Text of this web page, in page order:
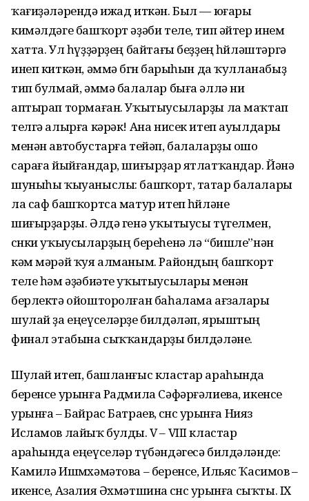
ҡағиҙәләрендә ижад иткән. Был — юғары
кимәлдәге башҡорт әҙәби теле, тип әйтер инем
хатта. Ул һүҙҙәрҙең байтағы беҙҙең һөйләштәргә
инеп киткән, әммә бөгөн барыһын да ҡулланабыҙ
тип булмай, әммә балалар быға әллә ни
аптырап тормаған. Уҡытыусыларҙы ла маҡтап
телгә алырға кәрәк! Ана нисек итеп ауылдары
менән автобустарға тейәп, балаларҙы ошо
сараға йыйғандар, шиғырҙар ятлатҡан­дар. Йәнә
шуныһы ҡыуаныслы: баш­ҡорт, татар балалары
ла саф башҡортса матур итеп һөйләне
шиғырҙарҙы. Әлдә генә уҡытыусы түгелмен,
сөнки уҡыусыларҙың береһенә лә “бишле”нән
кәм мәрәй ҡуя алманым. Райондың башҡорт
теле һәм әҙәбиәте уҡы­тыусылары менән
берлектә ойошторолған баһалама ағза­лары
шулай ҙа еңеүселәрҙе билдәләп, ярыштың
финал этабына сыҡҡандарҙы билдәләне.
Шулай итеп, башланғыс кластар араһында
беренсе урынға Радмила Сәфәрғәлиева, икенсе
урынға – Байрас Батраев, өсөнсө урынға Нияз
Исламов лайыҡ булды. V – VIII кластар
араһында еңеү­селәр түбәндәгесә билдә­ләнде:
Камилә Ишмөхәмәтова – беренсе, Ильяс Ҡасимов –
икенсе, Азалия Әхмәтшина өсөнсө урынға сыҡты. IХ